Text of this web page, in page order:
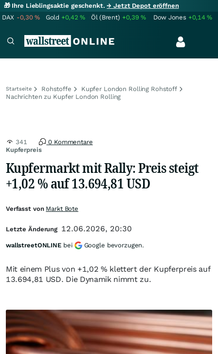
🎁 Ihre Lieblingsaktie geschenkt.→ Jetzt Depot eröffnen
DAX -0,30% Gold +0,42% Öl (Brent) +0,39% Dow Jones +0,14%
Startseite Rohstoffe
Kupfer London Rolling Rohstoff
Nachrichten zu Kupfer London Rolling
Kupferpreis
341 0 Kommentare
Kupfermarkt mit Rally: Preis steigt
+1,02 % auf 13.694,81 USD
Mit einem Plus von +1,02 % klettert der Kupferpreis auf
13.694,81 USD. Die Dynamik nimmt zu.
Verfasst von Markt Bote
Letzte Änderung 12.06.2026, 20:30
wallstreetONLINE bei Google bevorzugen.